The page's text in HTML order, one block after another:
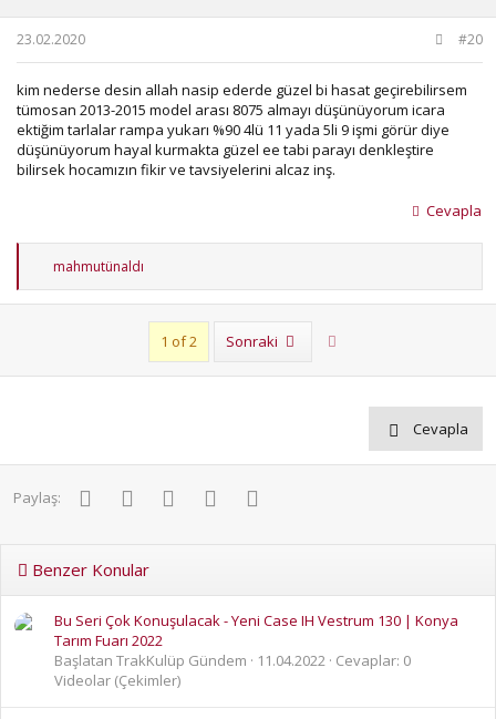
23.02.2020 #20
kim nederse desin allah nasip ederde güzel bi hasat geçirebilirsem
tümosan 2013-2015 model arası 8075 almayı düşünüyorum icara
ektiğim tarlalar rampa yukarı %90 4lü 11 yada 5li 9 işmi görür diye
düşünüyorum hayal kurmakta güzel ee tabi parayı denkleştire
bilirsek hocamızın fikir ve tavsiyelerini alcaz inş.
Cevapla
T
p
mahmutünaldı
1 of 2 Sonraki
Cevapla
Paylaş: FacebookTwitter PinterestWhatsApp
Benzer Konular
Bu Seri Çok Konuşulacak - Yeni Case IH Vestrum 130 | Konya
Tarım Fuarı 2022
Başlatan TrakKulüp Gündem
11.04.2022 Cevaplar: 0
Videolar (Çekimler)